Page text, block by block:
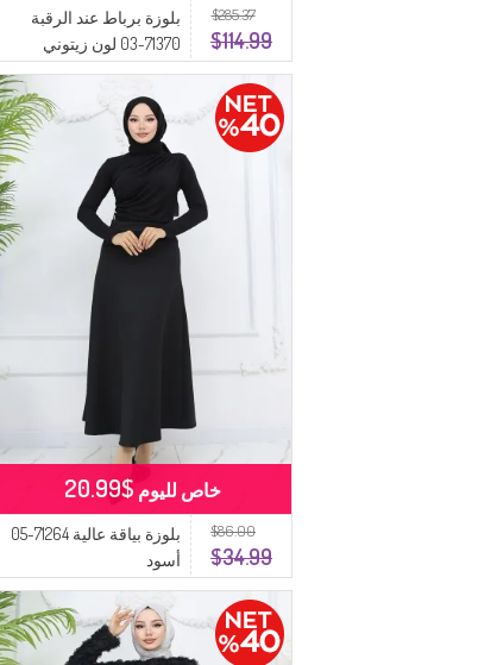
$285.37
$114.99
بلوزة برباط عند الرقبة
71370-03 لون زيتوني
$86.00
$34.99
بلوزة بياقة عالية 71264-05
أسود
خاص لليوم $20.99